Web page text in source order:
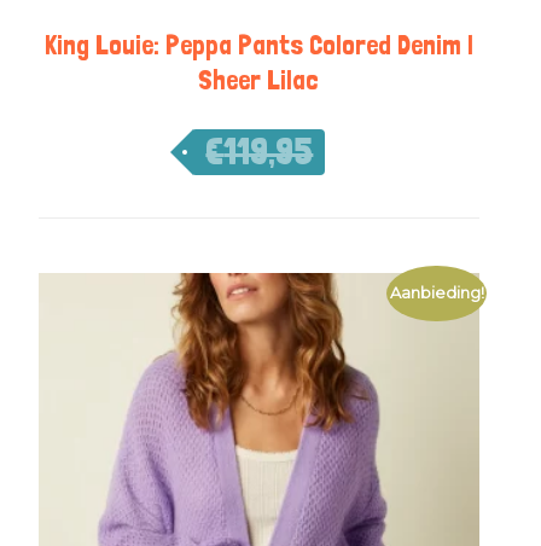
King Louie: Peppa Pants Colored Denim |
Sheer Lilac
€119,95
Aanbieding!